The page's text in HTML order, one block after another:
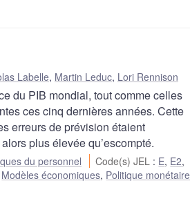
Labelle, Martin Leduc, Lori Rennison
du PIB mondial, tout comme celles
ces cinq dernières années. Cette
erreurs de prévision étaient
plus élevée qu’escompté.
du personnel Code(s) JEL : E, E2,
Modèles économiques, Politique monétaire